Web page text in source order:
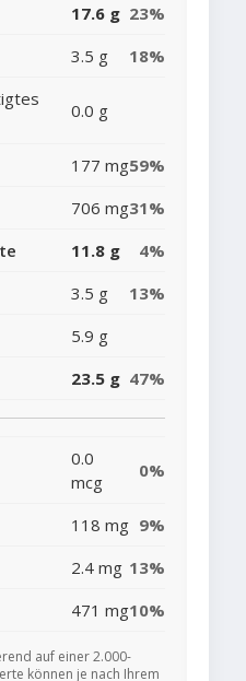
17.6 g 23%
3.5 g
18%
0.0 g
177 mg59%
706 mg31%
11.8 g
4%
3.5 g
13%
5.9 g
23.5 g 47%
0.0
mcg
0%
118 mg 9%
2.4 mg 13%
471 mg10%
auf einer 2.000-
können je nach Ihrem